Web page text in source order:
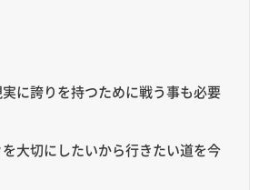
に誇りを持つために戦う事も必要
大切にしたいから行きたい道を今